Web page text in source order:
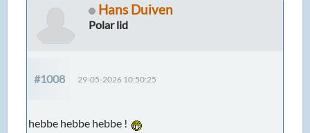
Hans Duiven
Polar lid
#1008 29-05-2026 10:50:25
hebbe hebbe hebbe !